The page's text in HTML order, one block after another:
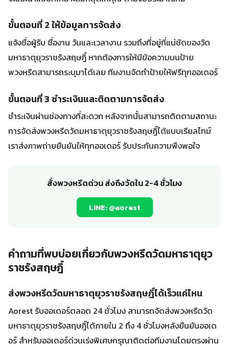
ขั้นตอนที่ 2 ให้ข้อมูลการจัดส่ง
แจ้งชื่อผู้รับ ชื่องาน วันและเวลางาน รวมถึงที่อยู่ที่แน่ชัดของวัด
มหาธาตุยุวราชรังสฤษฎิ์ หากต้องการให้มีข้อความบนป้าย
พวงหรีดสามารถระบุมาได้เลย ทีมงานจัดทำป้ายให้ฟรีทุกออเดอร์
ขั้นตอนที่ 3 ชำระเงินและติดตามการจัดส่ง
ชำระเงินผ่านช่องทางที่สะดวก หลังจากนั้นสามารถติดตามสถานะ
การจัดส่งพวงหรีดวัดมหาธาตุยุวราชรังสฤษฎิ์ได้แบบเรียลไทม์
เราส่งภาพถ่ายยืนยันให้ทุกออเดอร์ รับประกันความพึงพอใจ
สั่งพวงหรีดด่วน ส่งถึงวัดใน 2-4 ชั่วโมง
LINE: @aorest
คำถามที่พบบ่อยเกี่ยวกับพวงหรีดวัดมหาธาตุยุว
ราชรังสฤษฎิ์
ส่งพวงหรีดวัดมหาธาตุยุวราชรังสฤษฎิ์ได้เร็วแค่ไหน
Aorest รับออเดอร์ตลอด 24 ชั่วโมง สามารถจัดส่งพวงหรีดวัด
มหาธาตุยุวราชรังสฤษฎิ์ได้ภายใน 2 ถึง 4 ชั่วโมงหลังยืนยันออเด
อร์ สำหรับออเดอร์ด่วนเร่งพิเศษกรุณาติดต่อทีมงานโดยตรงผ่าน